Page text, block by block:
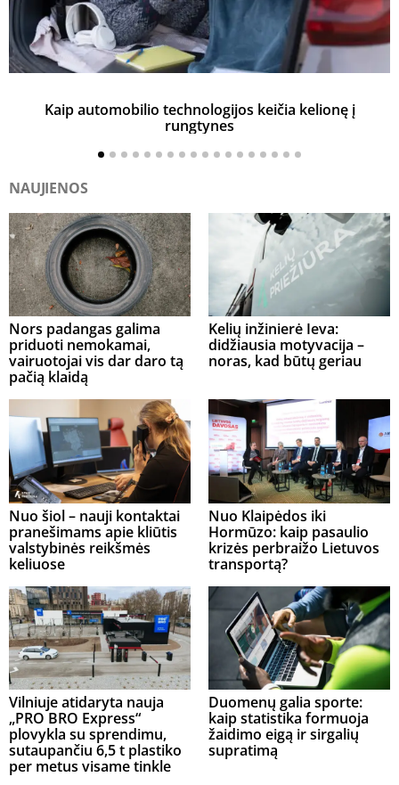
Kaip automobilio technologijos keičia kelionę į
rungtynes
NAUJIENOS
Nors padangas galima
priduoti nemokamai,
vairuotojai vis dar daro tą
pačią klaidą
Kelių inžinierė Ieva:
didžiausia motyvacija –
noras, kad būtų geriau
Nuo šiol – nauji kontaktai
pranešimams apie kliūtis
valstybinės reikšmės
keliuose
Nuo Klaipėdos iki
Hormūzo: kaip pasaulio
krizės perbraižo Lietuvos
transportą?
Vilniuje atidaryta nauja
„PRO BRO Express“
plovykla su sprendimu,
sutaupančiu 6,5 t plastiko
per metus visame tinkle
Duomenų galia sporte:
kaip statistika formuoja
žaidimo eigą ir sirgalių
supratimą